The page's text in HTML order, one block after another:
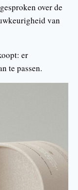
over de
van
er
te passen.